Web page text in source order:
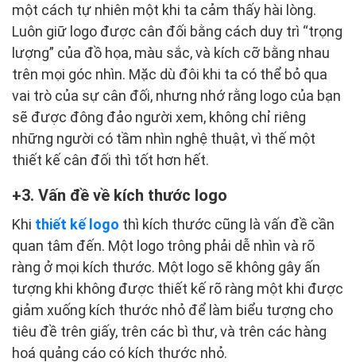
một cách tự nhiên một khi ta cảm thấy hài lòng.
Luôn giữ logo được cân đối bằng cách duy trì “trọng
lượng” của đồ họa, màu sắc, và kích cỡ bằng nhau
trên mọi góc nhìn. Mặc dù đôi khi ta có thể bỏ qua
vai trò của sự cân đối, nhưng nhớ rằng logo của bạn
sẽ được đông đảo người xem, không chỉ riêng
những người có tầm nhìn nghệ thuật, vì thế một
thiết kế cân đối thì tốt hơn hết.
3. Vấn đề về kích thước logo
Khi thiết kế logo thì kích thước cũng là vấn đề cần
quan tâm đến. Một logo trông phải dễ nhìn và rõ
ràng ở mọi kích thước. Một logo sẽ không gây ấn
tượng khi không được thiết kế rõ ràng một khi được
giảm xuống kích thước nhỏ để làm biểu tượng cho
tiêu đề trên giấy, trên các bì thư, và trên các hàng
hoá quảng cáo có kích thước nhỏ.